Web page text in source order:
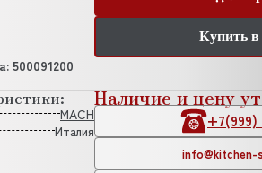
Купить в
500091200
MACH
Италия
Наличие и цену
+7(999)
info@kitchen-